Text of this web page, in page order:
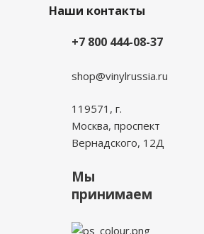
Наши контакты
+7 800 444-08-37
shop@vinylrussia.ru
119571,г.
Москва, проспект
Вернадского, 12Д
Мы
принимаем